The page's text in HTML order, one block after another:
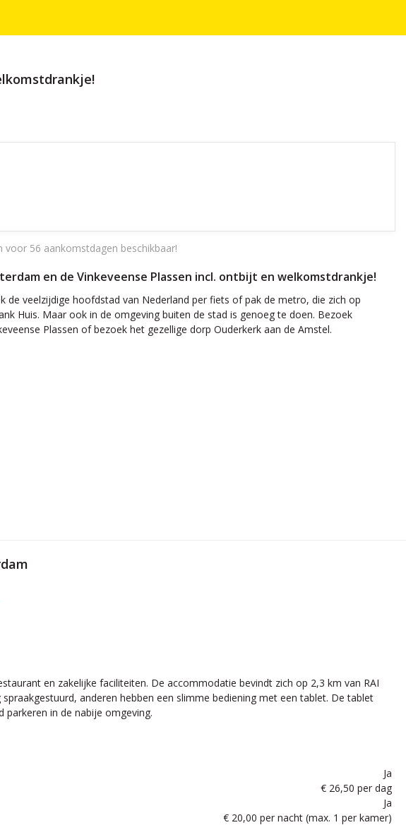
voor 56 aankomstdagen beschikbaar!
en de Vinkeveense Plassen incl. ontbijt en welkomstdrankje!
veelzijdige hoofdstad van Nederland per fiets of pak de metro, die zich op
Huis. Maar ook in de omgeving buiten de stad is genoeg te doen. Bezoek
Plassen of bezoek het gezellige dorp Ouderkerk aan de Amstel.
en zakelijke faciliteiten. De accommodatie bevindt zich op 2,3 km van RAI
anderen hebben een slimme bediening met een tablet. De tablet
parkeren in de nabije omgeving.
Ja
€ 26,50 per dag
Ja
€ 20,00 per nacht (max. 1 per kamer)